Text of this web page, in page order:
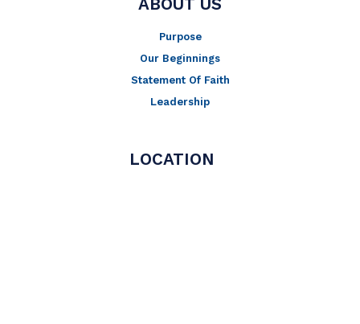
ABOUT US
Purpose
Our Beginnings
Statement Of Faith
Leadership
LOCATION